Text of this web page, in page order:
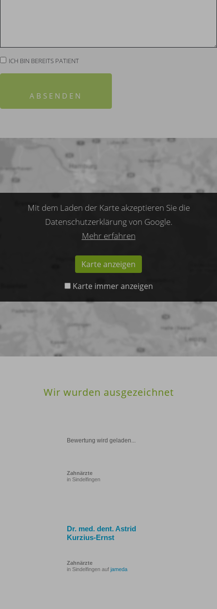
ICH BIN BEREITS PATIENT
ABSENDEN
Mit dem Laden der Karte akzeptieren Sie die
Datenschutzerklärung von Google.
Mehr erfahren
Karte anzeigen
Karte immer anzeigen
Wir wurden ausgezeichnet
Bewertung wird geladen...
Zahnärzte
in Sindelfingen
Dr. med. dent. Astrid
Kurzius-Ernst
Zahnärzte
in Sindelfingen auf jameda